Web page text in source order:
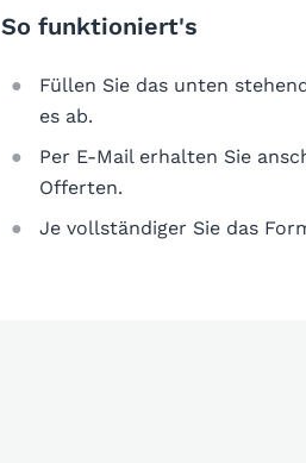
So funktioniert's
Füllen Sie das unten
es ab.
Per E-Mail erhalten Sie
Offerten.
Je vollständiger Sie das